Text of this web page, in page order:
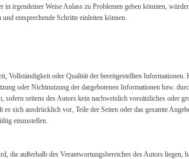
in irgendeiner Weise Anlass zu Problemen geben könnten,
entsprechende Schritte einleiten können.
oder Qualität der bereitgestellten Informationen.
oder Nichtnutzung der dargebotenen Informationen bzw.
seitens des Autors kein nachweislich vorsätzliches oder
sich ausdrücklich vor, Teile der Seiten oder das gesamte
einzustellen.
außerhalb des Verantwortungsbereiches des Autors liegen,